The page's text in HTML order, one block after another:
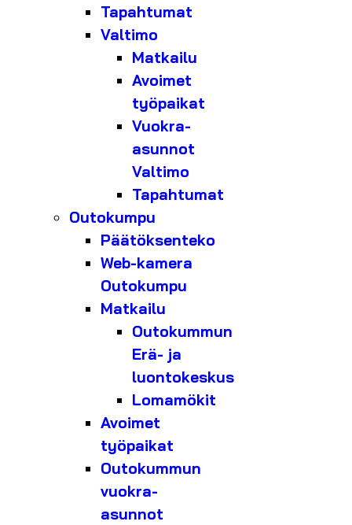
Tapahtumat
Valtimo
Matkailu
Avoimet
työpaikat
Vuokra-
asunnot
Valtimo
Tapahtumat
Outokumpu
Päätöksenteko
Web-kamera
Outokumpu
Matkailu
Outokummun
Erä- ja
luontokeskus
Lomamökit
Avoimet
työpaikat
Outokummun
vuokra-
asunnot